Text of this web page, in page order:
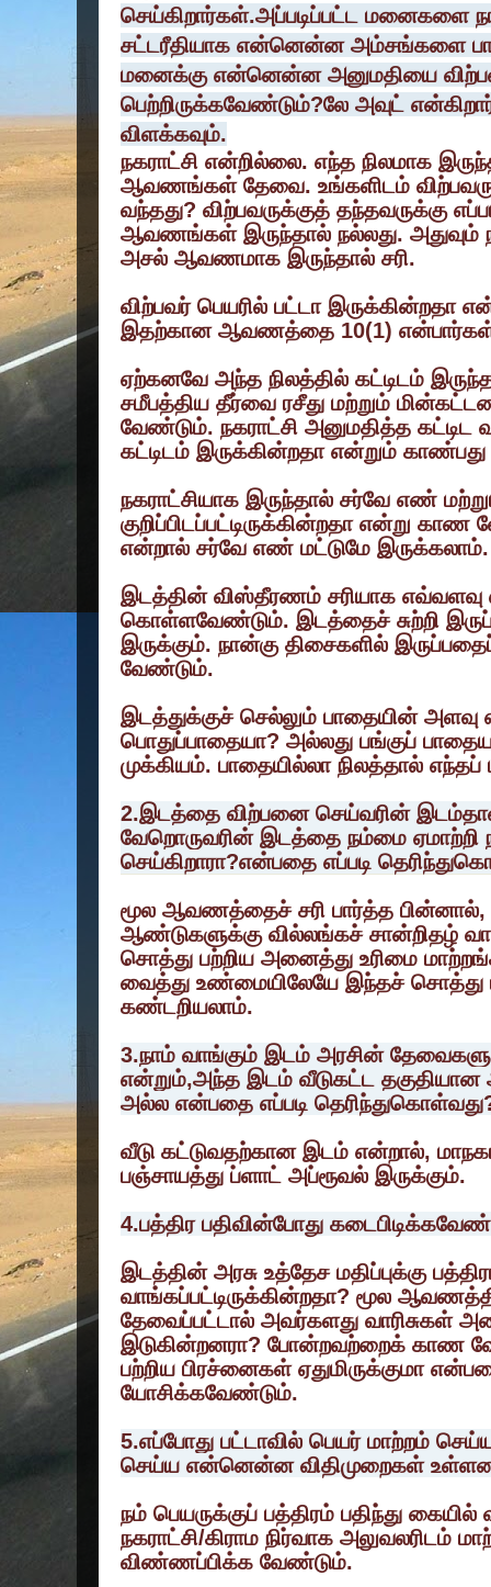
செய்கிறார்கள்.அப்படிப்பட்ட மனைகளை
சட்டரீதியாக என்னென்ன அம்சங்களை
மனைக்கு என்னென்ன அனுமதியை
பெற்றிருக்கவேண்டும்?லே அவுட்
விளக்கவும்.
நகராட்சி என்றில்லை. எந்த நிலமாக
ஆவணங்கள் தேவை. உங்களிடம்
வந்தது? விற்பவருக்குத் தந்தவருக்கு
ஆவணங்கள் இருந்தால் நல்லது.
அசல் ஆவணமாக இருந்தால் சரி.
விற்பவர் பெயரில் பட்டா இருக்கின்றதா
இதற்கான ஆவணத்தை 10(1)
ஏற்கனவே அந்த நிலத்தில் கட்டிடம்
சமீபத்திய தீர்வை ரசீது மற்றும்
வேண்டும். நகராட்சி அனுமதித்த கட்டிட
கட்டிடம் இருக்கின்றதா என்றும் காண்பது
நகராட்சியாக இருந்தால் சர்வே எண்
குறிப்பிடப்பட்டிருக்கின்றதா என்று காண
என்றால் சர்வே எண் மட்டுமே இருக்கலாம்.
இடத்தின் விஸ்தீரணம் சரியாக எவ்வளவு
கொள்ளவேண்டும். இடத்தைச் சுற்றி
இருக்கும். நான்கு திசைகளில்
வேண்டும்.
இடத்துக்குச் செல்லும் பாதையின்
பொதுப்பாதையா? அல்லது பங்குப்
முக்கியம். பாதையில்லா நிலத்தால் எந்தப்
2.இடத்தை விற்பனை செய்வரின்
வேறொருவரின் இடத்தை நம்மை ஏமாற்றி
செய்கிறாரா?என்பதை எப்படி
மூல ஆவணத்தைச் சரி பார்த்த பின்னால்,
ஆண்டுகளுக்கு வில்லங்கச் சான்றிதழ்
சொத்து பற்றிய அனைத்து உரிமை
வைத்து உண்மையிலேயே இந்தச் சொத்து
கண்டறியலாம்.
3.நாம் வாங்கும் இடம் அரசின்
என்றும்,அந்த இடம் வீடுகட்ட தகுதியான
அல்ல என்பதை எப்படி
வீடு கட்டுவதற்கான இடம் என்றால்,
பஞ்சாயத்து ப்ளாட் அப்ரூவல் இருக்கும்.
4.பத்திர பதிவின்போது
இடத்தின் அரசு உத்தேச‌ மதிப்புக்கு
வாங்கப்பட்டிருக்கின்றதா? மூல
தேவைப்பட்டால் அவர்களது வாரிசுகள்
இடுகின்றனரா? போன்றவற்றைக் காண
பற்றிய பிரச்னைகள் ஏதுமிருக்குமா
யோசிக்கவேண்டும்.
5.எப்போது பட்டாவில் பெயர் மாற்றம்
செய்ய என்னென்ன விதிமுறைகள்
நம் பெயருக்குப் பத்திரம் பதிந்து
நகராட்சி/கிராம நிர்வாக அலுவலரிடம்
விண்ணப்பிக்க வேண்டும்.